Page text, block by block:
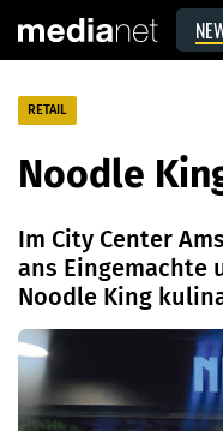
RETAIL
Noodle
Im City Center
ans Eingemachte
Noodle King